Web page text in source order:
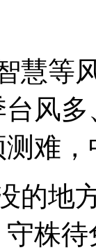
等风
风
测难
地方
株